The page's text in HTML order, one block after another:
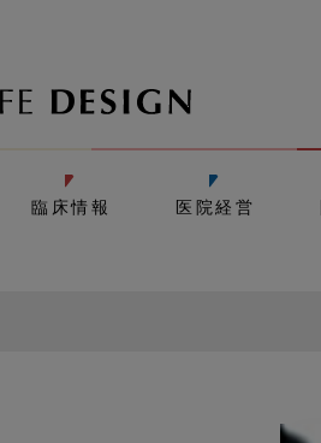
臨床情報 医院経営